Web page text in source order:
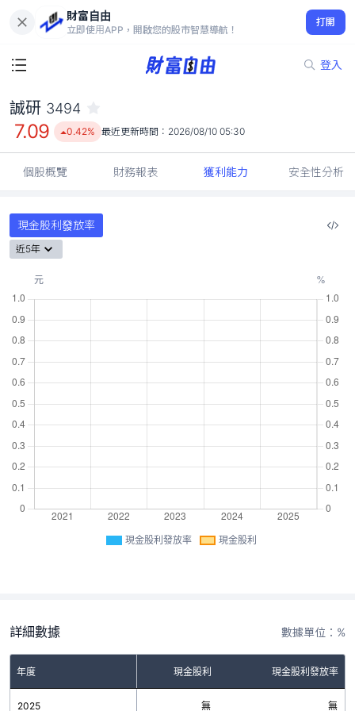
財富自由
立即使用APP，開啟您的股市智慧導航！
打開
登入
7.09
0.42%
誠研 3494
7.09 0.42% 最近更新時間： 2026/08/10 05:30
個股概覽 財務報表 獲利能力 安全性分析
現金股利發放率
近5年
現金股利發放率 現金股利
詳細數據 數據單位：%
年度 現金股利 現金股利發放率
2025 無 無